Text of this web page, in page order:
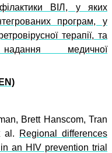
ВІЛ, у яких
програм, у
терапії, та
медичної
Brett Hanscom, Tran
al.
Regional differences
an HIV prevention trial